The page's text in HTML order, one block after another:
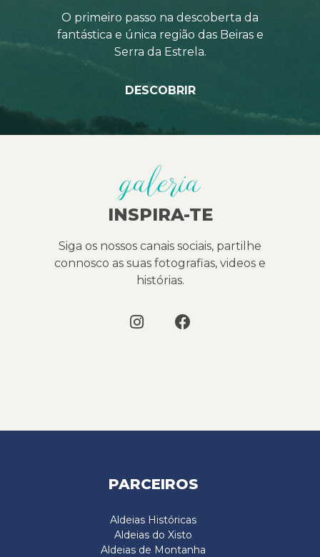
O primeiro passo na descoberta da
fantástica e única região das Beiras e
Serra da Estrela.
DESCOBRIR
galeria
INSPIRA-TE
Siga os nossos canais sociais, partilhe
connosco as suas fotografias, videos e
histórias.
PARCEIROS
Aldeias Históricas
Aldeias do Xisto
Aldeias de Montanha